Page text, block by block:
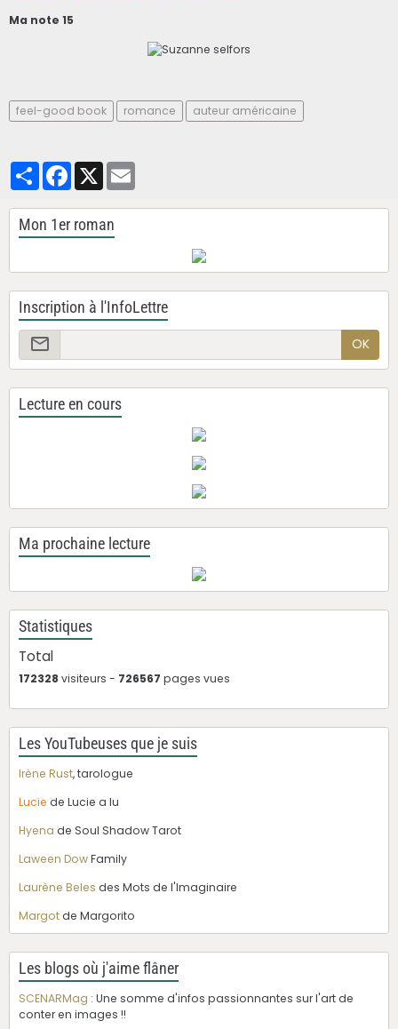
Ma note 15
feel-good book romance auteur américaine
PartagerFacebook
X
Mon 1er roman
Inscription à l'InfoLettre
OK
Lecture en cours
Ma prochaine lecture
Statistiques
Total
172328 visiteurs - 726567 pages vues
Les YouTubeuses que je suis
Irène Rust, tarologue
Lucie de Lucie a lu
Hyena de Soul Shadow Tarot
Laween DowFamily
Laurène Beles des Mots de l'Imaginaire
Margotde Margorito
Les blogs où j'aime flâner
SCENARMag : Une somme d'infos passionnantes sur l'art de
conter en images !!